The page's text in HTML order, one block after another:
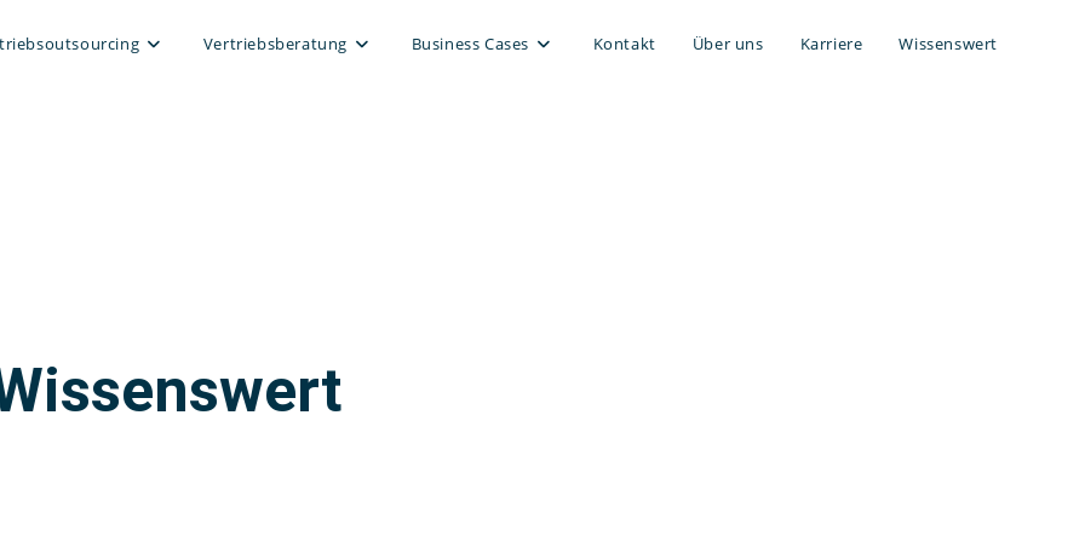
Vertriebsberatung Business Cases Kontakt Über uns Karriere Wissenswert